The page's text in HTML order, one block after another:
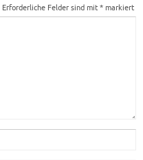
Erforderliche Felder sind mit * markiert